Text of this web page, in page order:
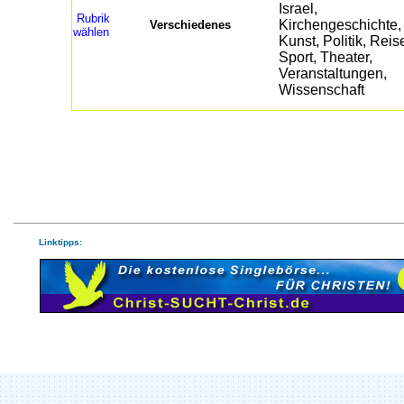
Rubrik
wählen
Verschiedenes
Linktipps: